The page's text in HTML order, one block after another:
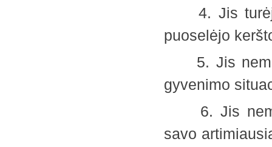
4. Jis turėjo
puoselėjo
5. Jis
gyvenimo
6. Jis
savo